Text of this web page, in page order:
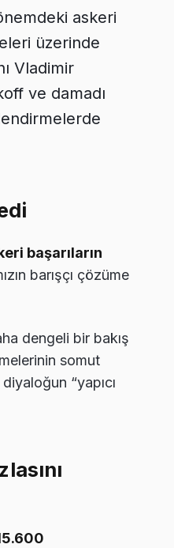
askeri
üzerinde
Vladimir
ve damadı
başarıların
barışçı çözüme
dengeli bir bakış
somut
“yapıcı